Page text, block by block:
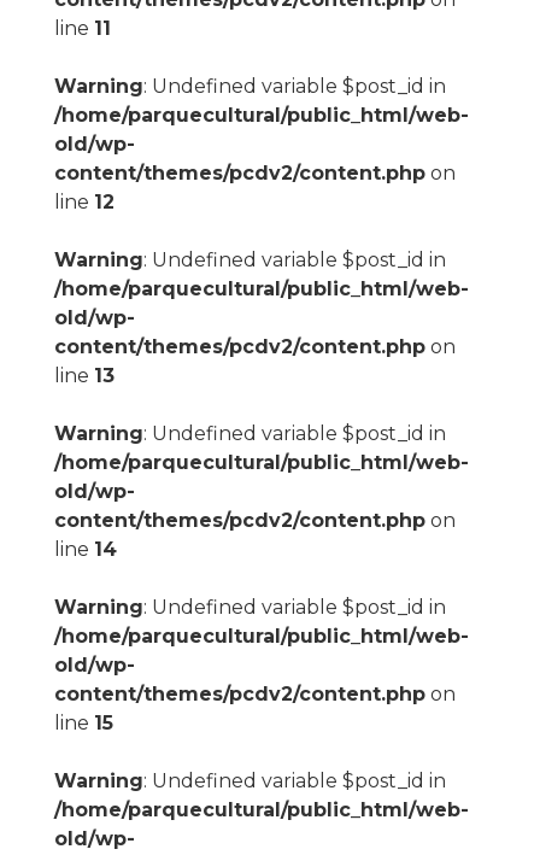
line 11
Warning: Undefined variable $post_id in
/home/parquecultural/public_html/web-
old/wp-
content/themes/pcdv2/content.phpon
line 12
Warning: Undefined variable $post_id in
/home/parquecultural/public_html/web-
old/wp-
content/themes/pcdv2/content.phpon
line 13
Warning: Undefined variable $post_id in
/home/parquecultural/public_html/web-
old/wp-
content/themes/pcdv2/content.phpon
line 14
Warning: Undefined variable $post_id in
/home/parquecultural/public_html/web-
old/wp-
content/themes/pcdv2/content.phpon
line 15
Warning: Undefined variable $post_id in
/home/parquecultural/public_html/web-
old/wp-